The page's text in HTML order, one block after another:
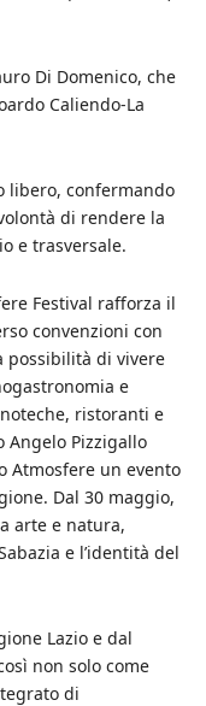
Di Domenico, che
Caliendo-La
libero, confermando
di rendere la
e trasversale.
Festival rafforza il
convenzioni con
di vivere
e
ristoranti e
Pizzigallo
Atmosfere un evento
Dal 30 maggio,
arte e natura,
e l’identità del
Lazio e dal
non solo come
di